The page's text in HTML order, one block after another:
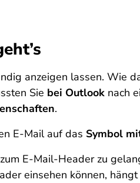
anzeigen lassen. Wie
Sie bei Outlook nach
.
E-Mail auf das Symbol
E-Mail-Header zu
einsehen können,